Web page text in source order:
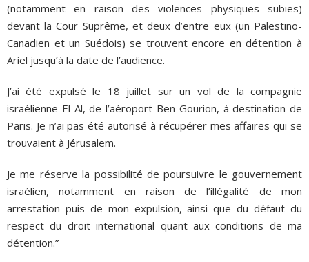
(notamment en raison des violences physiques subies)
devant la Cour Suprême, et deux d’entre eux (un Palestino-
Canadien et un Suédois) se trouvent encore en détention à
Ariel jusqu’à la date de l’audience.
J’ai été expulsé le 18 juillet sur un vol de la compagnie
israélienne El Al, de l’aéroport Ben-Gourion, à destination de
Paris. Je n’ai pas été autorisé à récupérer mes affaires qui se
trouvaient à Jérusalem.
Je me réserve la possibilité de poursuivre le gouvernement
israélien, notamment en raison de l’illégalité de mon
arrestation puis de mon expulsion, ainsi que du défaut du
respect du droit international quant aux conditions de ma
détention.”